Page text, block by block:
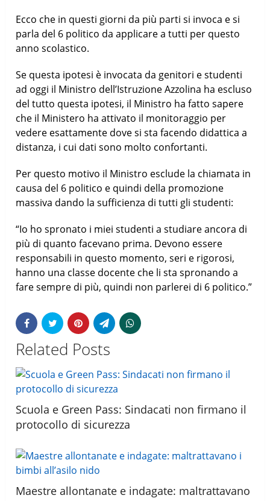
Ecco che in questi giorni da più parti si invoca e si
parla del 6 politico da applicare a tutti per questo
anno scolastico.
Se questa ipotesi è invocata da genitori e studenti
ad oggi il Ministro dell’Istruzione Azzolina ha escluso
del tutto questa ipotesi, il Ministro ha fatto sapere
che il Ministero ha attivato il monitoraggio per
vedere esattamente dove si sta facendo didattica a
distanza, i cui dati sono molto confortanti.
Per questo motivo il Ministro esclude la chiamata in
causa del 6 politico e quindi della promozione
massiva dando la sufficienza di tutti gli studenti:
“Io ho spronato i miei studenti a studiare ancora di
più di quanto facevano prima. Devono essere
responsabili in questo momento, seri e rigorosi,
hanno una classe docente che li sta spronando a
fare sempre di più, quindi non parlerei di 6 politico.”
Related Posts
Scuola e Green Pass: Sindacati non firmano il
protocollo di sicurezza
Maestre allontanate e indagate: maltrattavano